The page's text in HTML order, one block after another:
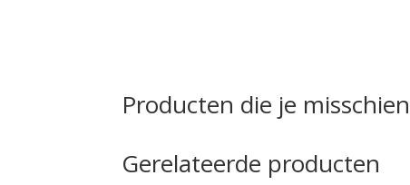
Producten die je
Gerelateerde producten